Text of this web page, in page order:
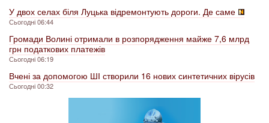
У двох селах біля Луцька відремонтують дороги. Де саме
Сьогодні 06:44
Громади Волині отримали в розпорядження майже 7,6 млрд
грн податкових платежів
Сьогодні 06:19
Вчені за допомогою ШІ створили 16 нових синтетичних вірусів
Сьогодні 00:32